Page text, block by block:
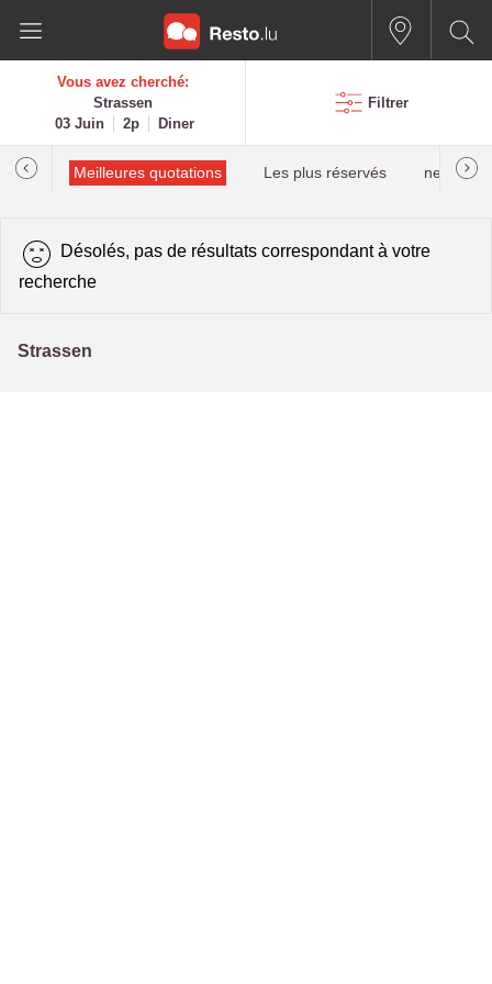
Vous avez cherché:
Strassen
03 Juin
2p Diner
Filtrer
Meilleures quotations Les plus réservés
Désolés, pas de résultats correspondant à votre
recherche
Strassen